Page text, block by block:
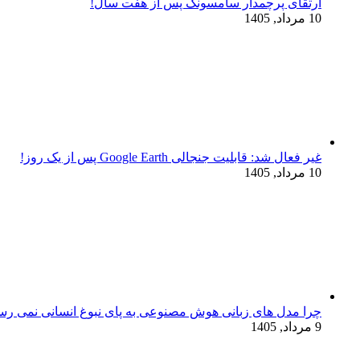
10 مرداد, 1405
غیر فعال شد: قابلیت جنجالی Google Earth پس از یک روز!
10 مرداد, 1405
چرا مدل‌ های زبانی هوش مصنوعی به پای نبوغ انسانی نمی‌
9 مرداد, 1405